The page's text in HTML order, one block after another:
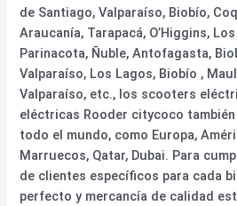
de Santiago, Valparaíso, Biobío,
Araucanía, Tarapacá, O’Higgins,
Parinacota, Ñuble, Antofagasta,
Valparaíso, Los Lagos, Biobío ,
Valparaíso, etc., los scooters
eléctricas Rooder citycoco
todo el mundo, como Europa,
Marruecos, Qatar, Dubai. Para
de clientes específicos para cada
perfecto y mercancía de calidad